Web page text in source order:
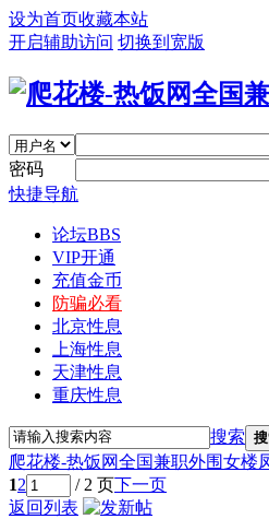
设为首页收藏本站
开启辅助访问 切换到宽版
密码
快捷导航
论坛BBS
VIP开通
充值金币
防骗必看
北京性息
上海性息
天津性息
重庆性息
搜索
爬花楼-热饭网全国兼职外围女楼
12 / 2 页下一页
返回列表